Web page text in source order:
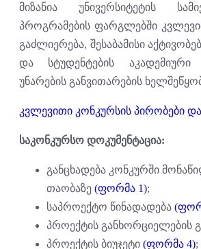
მიზანია უნივერსიტეტის
პროგრამების ფარგლებში
გაძლიერება, შესაბამისი
და სტუდენტების
უნარების განვითარების
კვლევითი კონკურსის პირობები
საკონკურსო დოკუმენტაცია:
განცხადება კონკურში
თაობაზე (ფორმა 1);
საპროექტო წინადადება
პროექტის განხორციელების
პროექტის ბიუჯეტი (ფორმა 4);